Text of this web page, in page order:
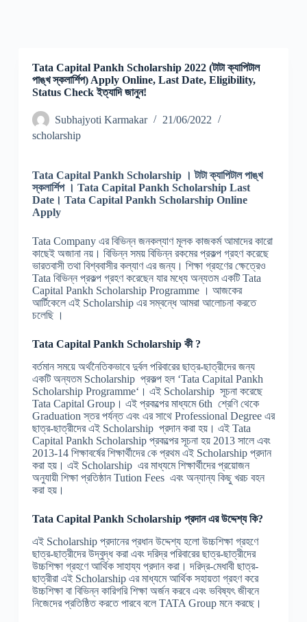
Tata Capital Pankh Scholarship 2022 (টাটা ক্যাপিটাল
পাঙ্খ স্কলার্শিপ) Apply Online, Last Date, Eligibility,
Status Check ইত্যাদি জানুন!
Subhajyoti Karmakar
21/06/2022
scholarship
Tata Capital Pankh Scholarship । টাটা ক্যাপিটাল পাঙ্খ
স্কলার্শিপ । Tata Capital Pankh Scholarship Last
Date। Tata Capital Pankh Scholarship Online
Apply
Tata Company এর বিভিন্ন জনকল্যাণ মূলক কাজকর্ম আমাদের কারো
কাছেই অজানা নয়। বিভিন্ন সময় বিভিন্ন রকমের প্রকল্প গ্রহণ করেছে
ভারতবাসী তথা বিশ্ববাসীর কল্যাণ এর জন্য। শিক্ষা গ্রহণের ক্ষেত্রেও
Tata বিভিন্ন প্রকল্প গ্রহণ করেছেন যার মধ্যে অন্যতম একটি Tata
Capital Pankh Scholarship Programme । আজকের
আর্টিকেলে এই Scholarship এর সম্বন্ধে আমরা আলোচনা করতে
চলেছি ।
Tata Capital Pankh Scholarship কী ?
বর্তমান সময়ে অর্থনৈতিকভাবে দুর্বল পরিবারের ছাত্র-ছাত্রীদের জন্য
একটি অন্যতম Scholarship প্রকল্প হল ‘Tata Capital Pankh
Scholarship Programme‘। এই Scholarship সূচনা করেছে
Tata Capital Group। এই প্রকল্পের মাধ্যমে 6th শ্রেণি থেকে
Graduation স্তর পর্যন্ত এবং এর সাথে Professional Degree এর
ছাত্র-ছাত্রীদের এই Scholarship প্রদান করা হয়। এই Tata
Capital Pankh Scholarship প্রকল্পের সূচনা হয় 2013 সালে এবং
2013-14 শিক্ষাবর্ষের শিক্ষার্থীদের কে প্রথম এই Scholarship প্রদান
করা হয়। এই Scholarship এর মাধ্যমে শিক্ষার্থীদের প্রয়োজন
অনুযায়ী শিক্ষা প্রতিষ্ঠান Tution Fees এবং অন্যান্য কিছু খরচ বহন
করা হয়।
Tata Capital Pankh Scholarship প্রদান এর উদ্দেশ্য কি?
এই Scholarship প্রদানের প্রধান উদ্দেশ্য হলো উচ্চশিক্ষা গ্রহণে
ছাত্র-ছাত্রীদের উদ্বুদ্ধ করা এবং দরিদ্র পরিবারের ছাত্র-ছাত্রীদের
উচ্চশিক্ষা গ্রহণে আর্থিক সাহায্য প্রদান করা। দরিদ্র-মেধাবী ছাত্র-
ছাত্রীরা এই Scholarship এর মাধ্যমে আর্থিক সহায়তা গ্রহণ করে
উচ্চশিক্ষা বা বিভিন্ন কারিগরি শিক্ষা অর্জন করবে এবং ভবিষ্যৎ জীবনে
নিজেদের প্রতিষ্ঠিত করতে পারবে বলে TATA Group মনে করছে।